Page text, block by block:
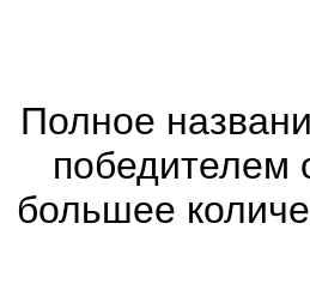
Полное
победителем
большее